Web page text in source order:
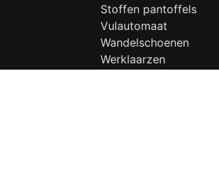
Stoffen pantoffels
Vulautomaat
Wandelschoenen
Werklaarzen